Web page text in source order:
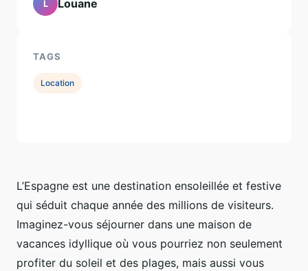
L’Espagne est une destination ensoleillée et festive
qui séduit chaque année des millions de visiteurs.
Imaginez-vous séjourner dans une maison de
vacances idyllique où vous pourriez non seulement
profiter du soleil et des plages, mais aussi vous
L Louane
TAGS
Location